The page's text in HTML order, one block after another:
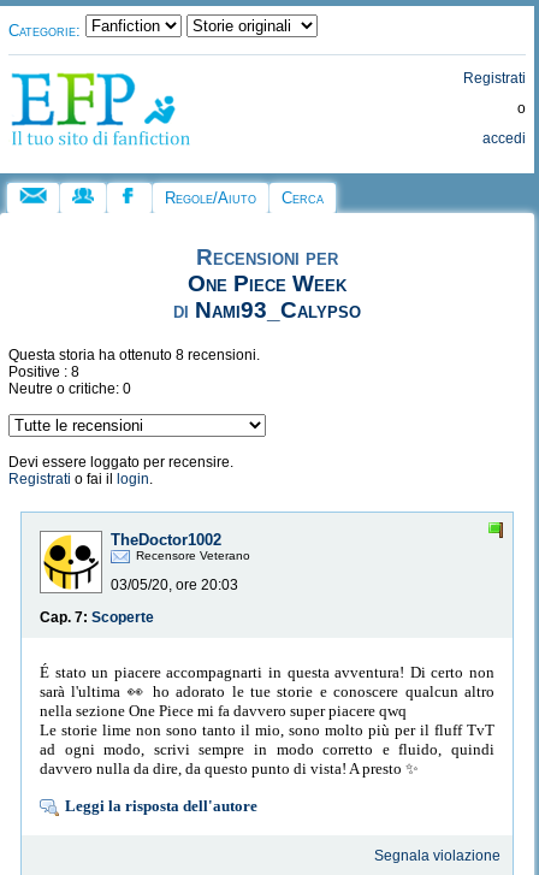
Categorie:
Registrati
o
accedi
Regole/Aiuto Cerca
Recensioni per
One Piece Week
di Nami93_Calypso
Questa storia ha ottenuto 8 recensioni.
Positive : 8
Neutre o critiche: 0
Devi essere loggato per recensire.
Registrati o fai il login.
TheDoctor1002
Recensore Veterano
03/05/20, ore 20:03
Cap. 7: Scoperte
É stato un piacere accompagnarti in questa avventura! Di certo non
sarà l'ultima 👀 ho adorato le tue storie e conoscere qualcun altro
nella sezione One Piece mi fa davvero super piacere qwq
Le storie lime non sono tanto il mio, sono molto più per il fluff TvT
ad ogni modo, scrivi sempre in modo corretto e fluido, quindi
davvero nulla da dire, da questo punto di vista! A presto ✨
Leggi la risposta dell'autore
Segnala violazione